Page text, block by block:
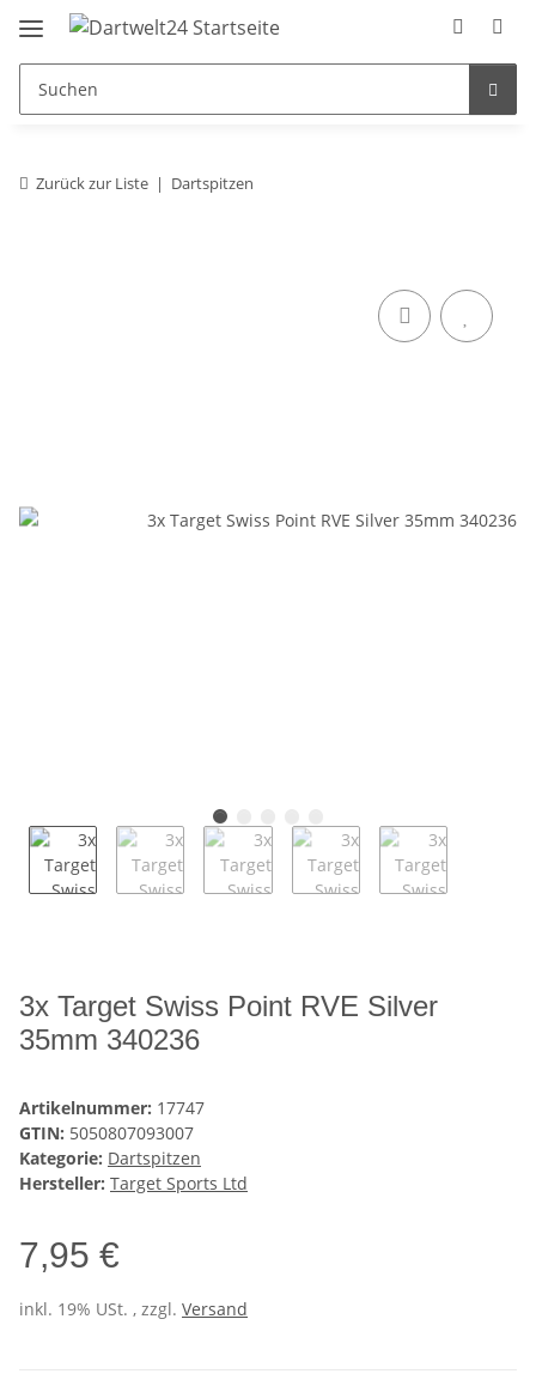
Zurück zur Liste Dartspitzen
3x Target Swiss Point RVE Silver
35mm 340236
Artikelnummer: 17747
GTIN: 5050807093007
Kategorie: Dartspitzen
Hersteller: Target Sports Ltd
7,95 €
inkl. 19% USt. , zzgl. Versand